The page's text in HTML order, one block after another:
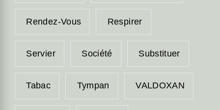
Rendez-Vous Respirer
Servier Société Substituer
Tabac Tympan VALDOXAN